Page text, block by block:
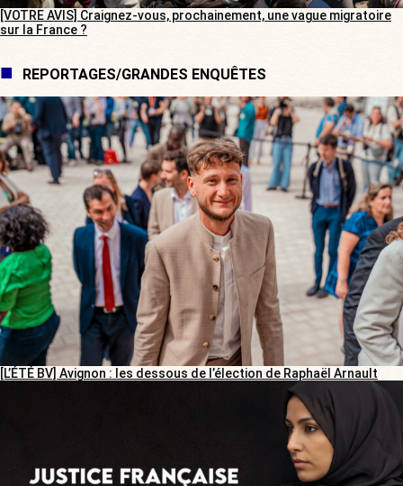
[VOTRE AVIS] Craignez-vous, prochainement, une vague migratoire
sur la France ?
REPORTAGES/GRANDES ENQUÊTES
[L’ÉTÉ BV] Avignon : les dessous de l’élection de Raphaël Arnault